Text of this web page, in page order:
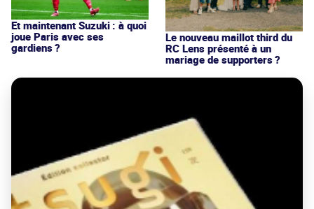
Et maintenant Suzuki : à quoi
joue Paris avec ses
gardiens ?
Le nouveau maillot third du
RC Lens présenté à un
mariage de supporters ?